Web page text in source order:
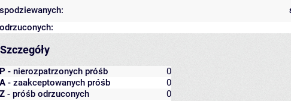
spodziewanych:
odrzuconych:
Szczegóły
P - nierozpatrzonych próśb
0
A - zaakceptowanych próśb
0
Z - próśb odrzuconych
0